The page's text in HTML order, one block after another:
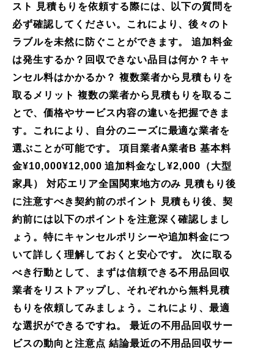
スト 見積もりを依頼する際には、以下の質問を
必ず確認してください。これにより、後々のト
ラブルを未然に防ぐことができます。 追加料金
は発生するか？回収できない品目は何か？キャ
ンセル料はかかるか？ 複数業者から見積もりを
取るメリット 複数の業者から見積もりを取るこ
とで、価格やサービス内容の違いを把握できま
す。これにより、自分のニーズに最適な業者を
選ぶことが可能です。 項目業者A業者B 基本料
金¥10,000¥12,000 追加料金なし¥2,000（大型
家具） 対応エリア全国関東地方のみ 見積もり後
に注意すべき契約前のポイント 見積もり後、契
約前には以下のポイントを注意深く確認しまし
ょう。特にキャンセルポリシーや追加料金につ
いて詳しく理解しておくと安心です。 次に取る
べき行動として、まずは信頼できる不用品回収
業者をリストアップし、それぞれから無料見積
もりを依頼してみましょう。これにより、最適
な選択ができるですね。 最近の不用品回収サー
ビスの動向と注意点 結論最近の不用品回収サー